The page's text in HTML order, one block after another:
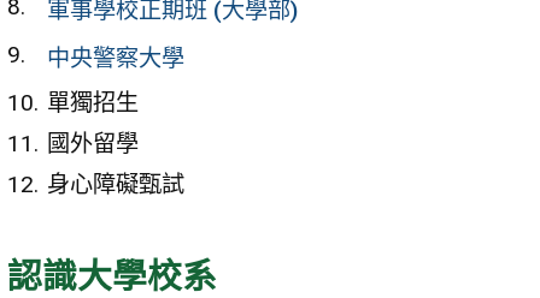
軍事學校正期班 (大學部)
中央警察大學
單獨招生
國外留學
身心障礙甄試
認識大學校系